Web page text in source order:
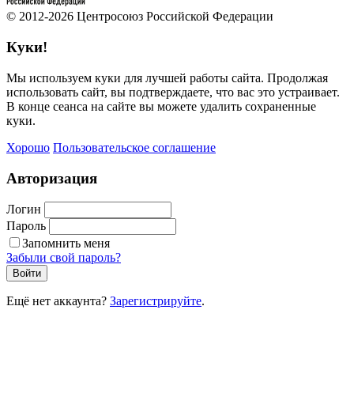
© 2012-2026 Центросоюз Российской Федерации
Куки!
Мы используем куки для лучшей работы сайта. Продолжая
использовать сайт, вы подтверждаете, что вас это устраивает.
В конце сеанса на сайте вы можете удалить сохраненные
куки.
Хорошо Пользовательское соглашение
Авторизация
Логин
Пароль
Запомнить меня
Забыли свой пароль?
Войти
Ещё нет аккаунта? Зарегистрируйте.